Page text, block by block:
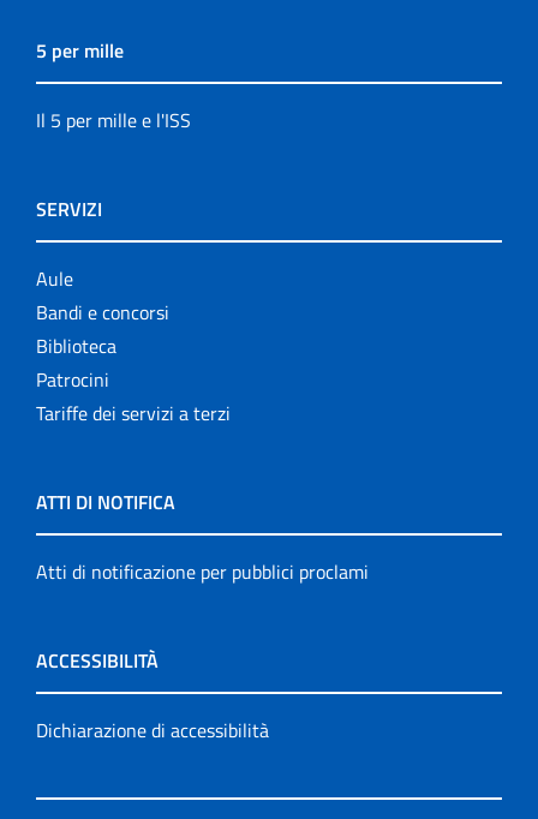
5 per mille
Il 5 per mille e l'ISS
SERVIZI
Aule
Bandi e concorsi
Biblioteca
Patrocini
Tariffe dei servizi a terzi
ATTI DI NOTIFICA
Atti di notificazione per pubblici proclami
ACCESSIBILITÀ
Dichiarazione di accessibilità